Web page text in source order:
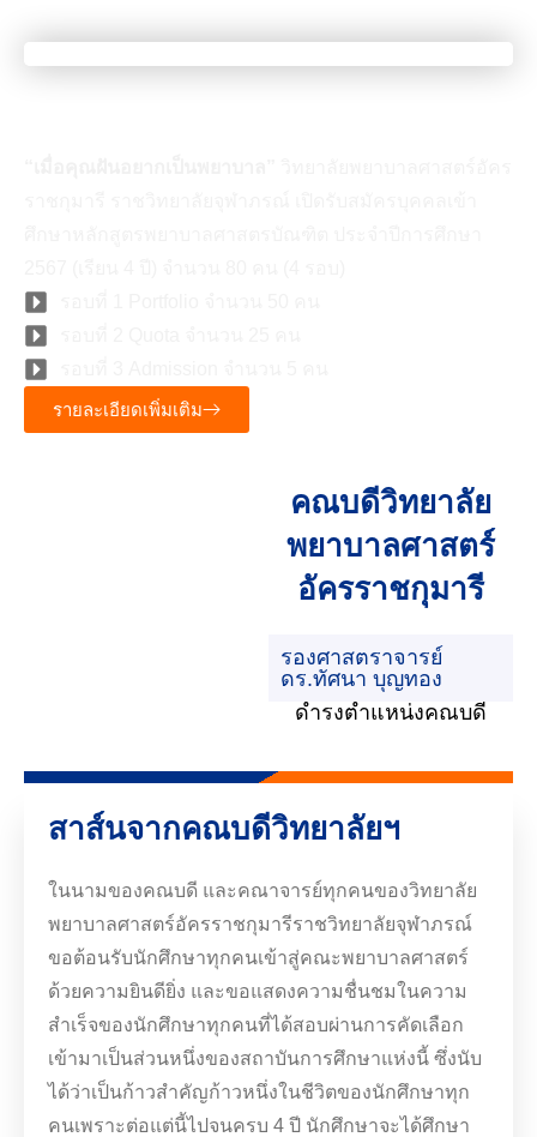
รายละเอียดเพิ่มเติม
คณบดีวิทยาลัย
พยาบาลศาสตร์
อัครราชกุมารี
รองศาสตราจารย์
ดร.ทัศนา บุญทอง
ดำรงตำแหน่งคณบดี
สาส์นจากคณบดีวิทยาลัยฯ
ในนามของคณบดี และคณาจารย์ทุกคนของวิทยาลัย
พยาบาลศาสตร์อัครราชกุมารีราชวิทยาลัยจุฬาภรณ์
ขอต้อนรับนักศึกษาทุกคนเข้าสู่คณะพยาบาลศาสตร์
ด้วยความยินดียิ่ง และขอแสดงความชื่นชมในความ
สำเร็จของนักศึกษาทุกคนที่ได้สอบผ่านการคัดเลือก
เข้ามาเป็นส่วนหนึ่งของสถาบันการศึกษาแห่งนี้ ซึ่งนับ
ได้ว่าเป็นก้าวสำคัญก้าวหนึ่งในชีวิตของนักศึกษาทุก
คนเพราะต่อแต่นี้ไปจนครบ 4 ปี นักศึกษาจะได้ศึกษา